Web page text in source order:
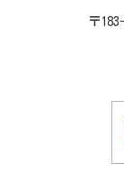
〒